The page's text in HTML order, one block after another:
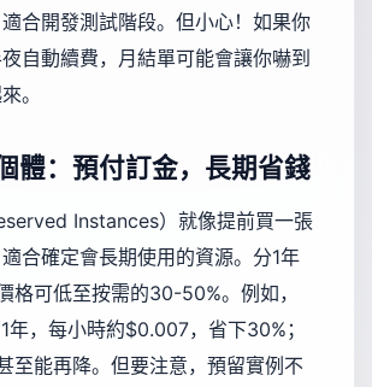
合開發測試階段。但小心！如果你
自動續費，月結單可能會讓你嚇到
。
體：預付訂金，長期省錢
Instances）就像提前買一張
合確定會長期使用的資源。分1年
格可低至按需的30-50%。例如，
，每小時約$0.007，省下30%；
至能再降。但要注意，預留實例不